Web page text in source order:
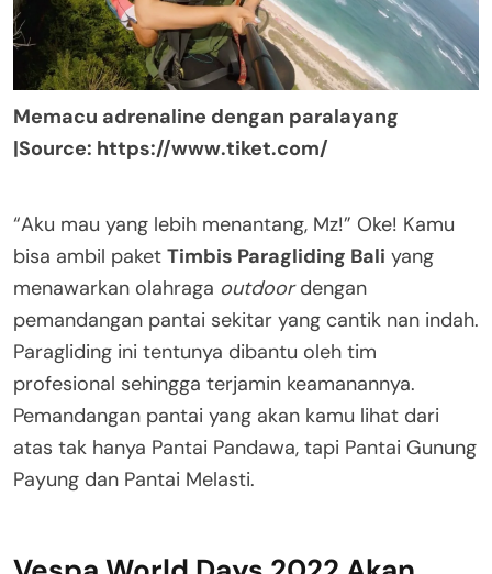
Memacu adrenaline dengan paralayang
|Source: https://www.tiket.com/
“Aku mau yang lebih menantang, Mz!” Oke! Kamu
bisa ambil paket Timbis Paragliding Bali yang
menawarkan olahraga outdoordengan
pemandangan pantai sekitar yang cantik nan indah.
Paragliding ini tentunya dibantu oleh tim
profesional sehingga terjamin keamanannya.
Pemandangan pantai yang akan kamu lihat dari
atas tak hanya Pantai Pandawa, tapi Pantai Gunung
Payung dan Pantai Melasti.